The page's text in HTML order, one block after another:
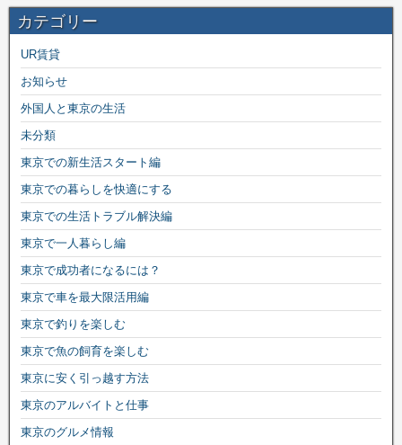
カテゴリー
UR賃貸
お知らせ
外国人と東京の生活
未分類
東京での新生活スタート編
東京での暮らしを快適にする
東京での生活トラブル解決編
東京で一人暮らし編
東京で成功者になるには？
東京で車を最大限活用編
東京で釣りを楽しむ
東京で魚の飼育を楽しむ
東京に安く引っ越す方法
東京のアルバイトと仕事
東京のグルメ情報